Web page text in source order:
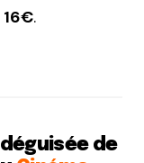
16€.
de